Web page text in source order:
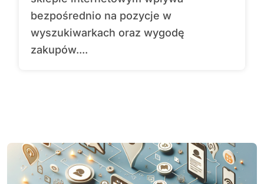
bezpośrednio na pozycje w
wyszukiwarkach oraz wygodę
zakupów....